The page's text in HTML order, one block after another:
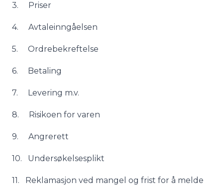
3. Priser
4. Avtaleinngåelsen
5. Ordrebekreftelse
6. Betaling
7. Levering m.v.
8. Risikoen for varen
9. Angrerett
10. Undersøkelsesplikt
11. Reklamasjon ved mangel og frist for å melde